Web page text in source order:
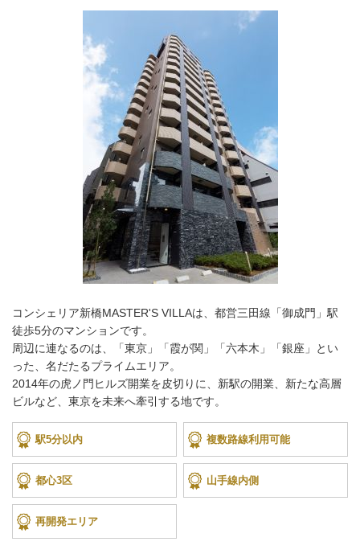
コンシェリア新橋MASTER'S VILLAは、都営三田線「御成門」駅
徒歩5分のマンションです。
周辺に連なるのは、「東京」「霞が関」「六本木」「銀座」とい
った、名だたるプライムエリア。
2014年の虎ノ門ヒルズ開業を皮切りに、新駅の開業、新たな高層
ビルなど、東京を未来へ牽引する地です。
駅5分以内 複数路線利用可能
都心3区 山手線内側
再開発エリア